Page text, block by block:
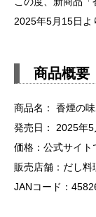
2025年5月15日よ
商品概要
商品名： 香煙の
発売日： 2025年5
価格：公式サイト
販売店舗：だし
JANコード：